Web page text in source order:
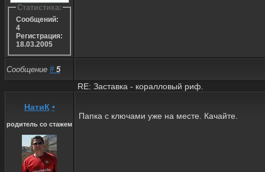
Статистика:
Сообщений:
4
Регистрация:
18.03.2005
Сообщение # 5
RE: Заставка - коралловый риф.
НатиК •
родитель со стажем
Папка с ключами уже на месте. Качайте.